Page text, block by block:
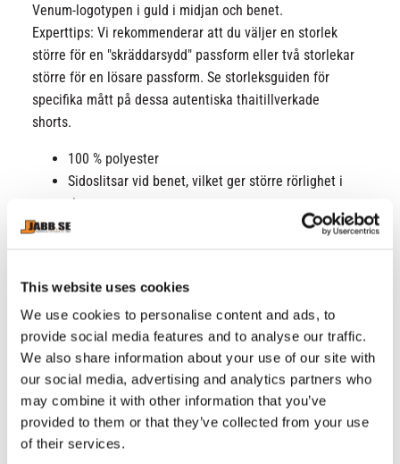
This website uses cookies
We use cookies to personalise content and ads, to
provide social media features and to analyse our traffic.
We also share information about your use of our site with
our social media, advertising and analytics partners who
may combine it with other information that you’ve
provided to them or that they’ve collected from your use
of their services.
Venum-logotypen i guld i midjan och benet.
Experttips: Vi rekommenderar att du väljer en storlek
större för en "skräddarsydd" passform eller två storlekar
större för en lösare passform. Se storleksguiden för
specifika mått på dessa autentiska thaitillverkade
shorts.
100 % polyester
Sidoslitsar vid benet, vilket ger större rörlighet i
ringen,
Traditionell vit midjeresår för optimalt stöd
Tillverkad i Thailand,
Tvättas i 30°
Tvätta med liknande färger
Torktumla på låg värme
Använd inte blekmedel
Stryk inte
OBS: Se storleksguiden.